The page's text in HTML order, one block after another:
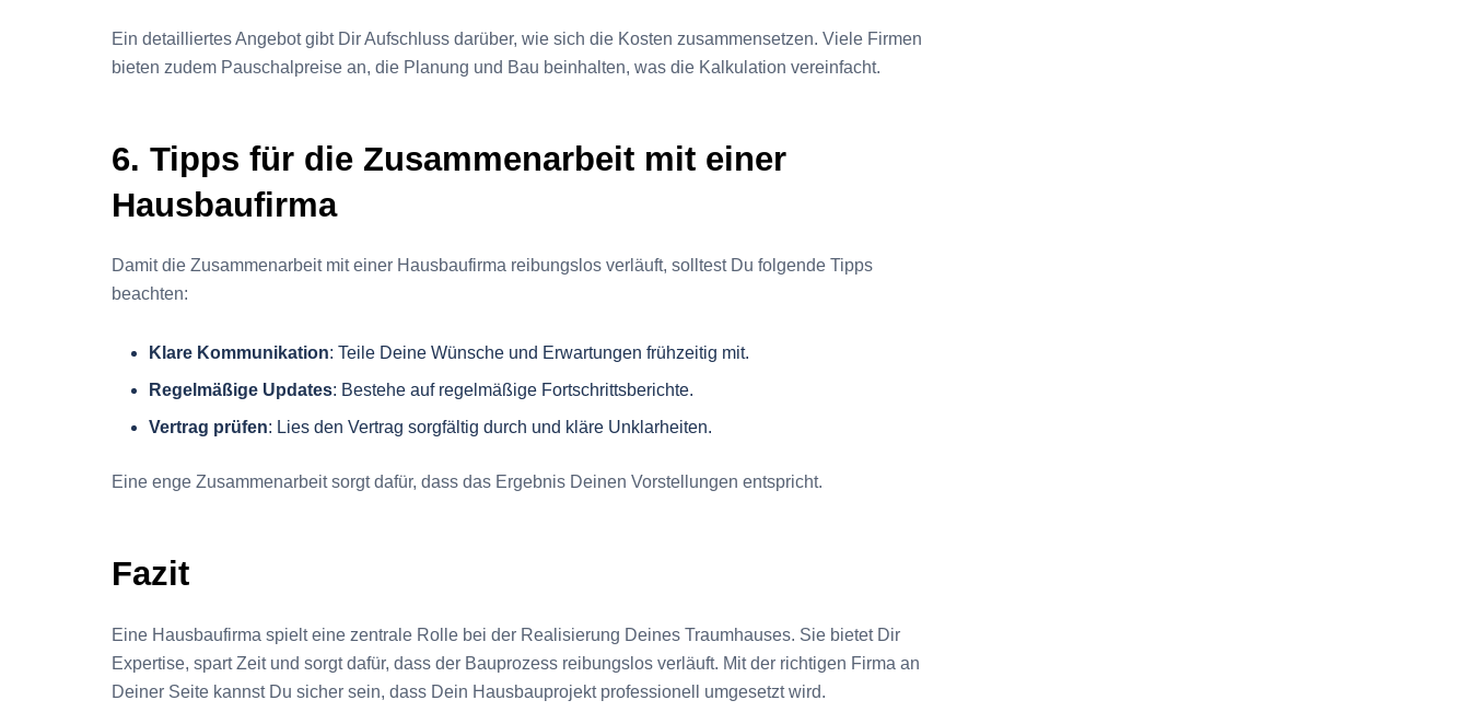
Ein detailliertes Angebot gibt Dir Aufschluss darüber, wie sich die Kosten zusammensetzen. Viele Firmen
bieten zudem Pauschalpreise an, die Planung und Bau beinhalten, was die Kalkulation vereinfacht.
6. Tipps für die Zusammenarbeit mit einer
Hausbaufirma
Damit die Zusammenarbeit mit einer Hausbaufirma reibungslos verläuft, solltest Du folgende Tipps
beachten:
Klare Kommunikation: Teile Deine Wünsche und Erwartungen frühzeitig mit.
Regelmäßige Updates: Bestehe auf regelmäßige Fortschrittsberichte.
Vertrag prüfen: Lies den Vertrag sorgfältig durch und kläre Unklarheiten.
Eine enge Zusammenarbeit sorgt dafür, dass das Ergebnis Deinen Vorstellungen entspricht.
Fazit
Eine Hausbaufirma spielt eine zentrale Rolle bei der Realisierung Deines Traumhauses. Sie bietet Dir
Expertise, spart Zeit und sorgt dafür, dass der Bauprozess reibungslos verläuft. Mit der richtigen Firma an
Deiner Seite kannst Du sicher sein, dass Dein Hausbauprojekt professionell umgesetzt wird.